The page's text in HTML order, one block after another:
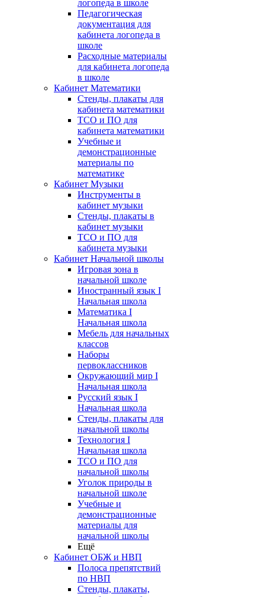
логопеда в школе
Педагогическая
документация для
кабинета логопеда в
школе
Расходные материалы
для кабинета логопеда
в школе
Кабинет Математики
Стенды, плакаты для
кабинета математики
ТСО и ПО для
кабинета математики
Учебные и
демонстрационные
материалы по
математике
Кабинет Музыки
Инструменты в
кабинет музыки
Стенды, плакаты в
кабинет музыки
ТСО и ПО для
кабинета музыки
Кабинет Начальной школы
Игровая зона в
начальной школе
Иностранный язык I
Начальная школа
Математика I
Начальная школа
Мебель для начальных
классов
Наборы
первоклассников
Окружающий мир I
Начальная школа
Русский язык I
Начальная школа
Стенды, плакаты для
начальной школы
Технология I
Начальная школа
ТСО и ПО для
начальной школы
Уголок природы в
начальной школе
Учебные и
демонстрационные
материалы для
начальной школы
Ещё
Кабинет ОБЖ и НВП
Полоса препятствий
по НВП
Стенды, плакаты,